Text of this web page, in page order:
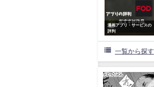
漫画アプリ・サービスの
評判
一覧から探す